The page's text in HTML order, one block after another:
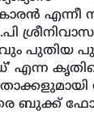
എന്നീ
പുതിയ
എന്ന
ബുക്ക്